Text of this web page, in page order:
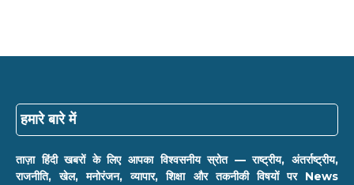
हमारे बारे में
ताज़ा हिंदी खबरों के लिए आपका विश्वसनीय स्रोत — राष्ट्रीय, अंतर्राष्ट्रीय,
राजनीति, खेल, मनोरंजन, व्यापार, शिक्षा और तकनीकी विषयों पर News